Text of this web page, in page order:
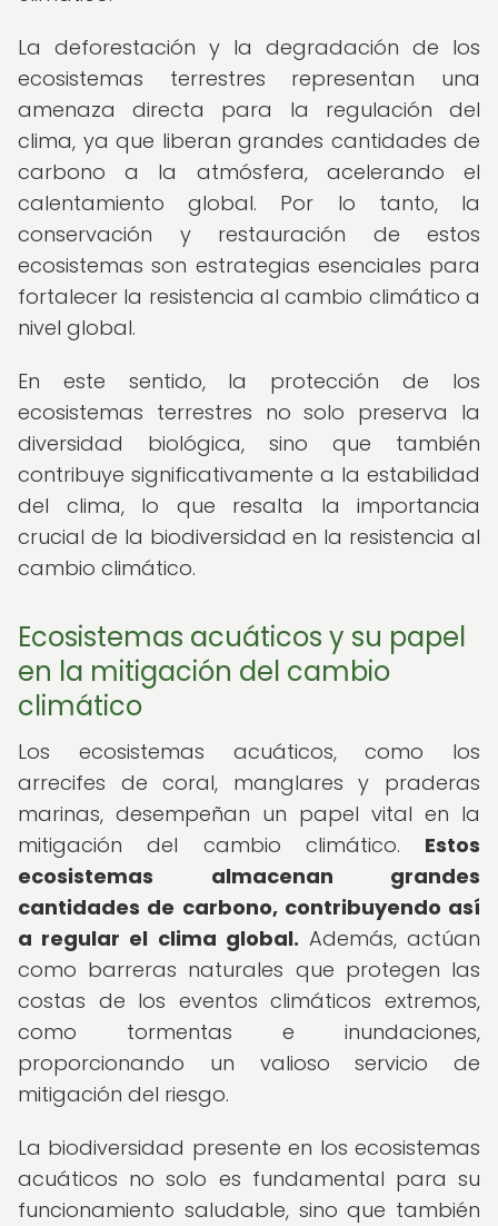
La deforestación y la degradación de los
ecosistemas terrestres representan una
amenaza directa para la regulación del
clima, ya que liberan grandes cantidades de
carbono a la atmósfera, acelerando el
calentamiento global. Por lo tanto, la
conservación y restauración de estos
ecosistemas son estrategias esenciales para
fortalecer la resistencia al cambio climático a
nivel global.
En este sentido, la protección de los
ecosistemas terrestres no solo preserva la
diversidad biológica, sino que también
contribuye significativamente a la estabilidad
del clima, lo que resalta la importancia
crucial de la biodiversidad en la resistencia al
cambio climático.
Ecosistemas acuáticos y su papel
en la mitigación del cambio
climático
Los ecosistemas acuáticos, como los
arrecifes de coral, manglares y praderas
marinas, desempeñan un papel vital en la
mitigación del cambio climático. Estos
ecosistemas almacenan grandes
cantidades de carbono, contribuyendo así
a regular el clima global. Además, actúan
como barreras naturales que protegen las
costas de los eventos climáticos extremos,
como tormentas e inundaciones,
proporcionando un valioso servicio de
mitigación del riesgo.
La biodiversidad presente en los ecosistemas
acuáticos no solo es fundamental para su
funcionamiento saludable, sino que también